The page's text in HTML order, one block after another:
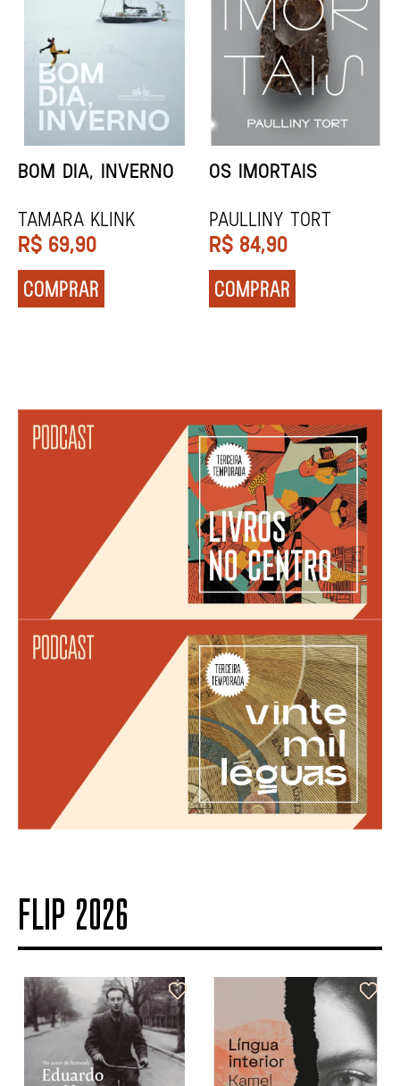
ORIXÁS
REGINALDO PRANDI
R$ 79,90
COMPRAR
ORAÇÃO PARA
Socorro Acioli
R$ 74,90
COMPRAR
FLIP 2026